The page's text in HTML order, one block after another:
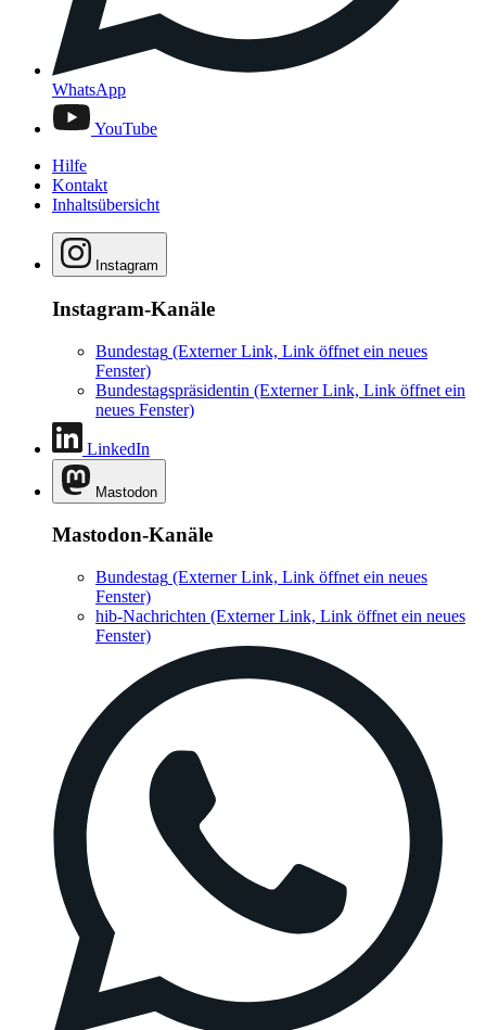
WhatsApp
YouTube
Hilfe
Kontakt
Inhaltsübersicht
Instagram
Instagram-Kanäle
Bundestag (Externer Link, Link öffnet ein neues
Fenster)
Bundestagspräsidentin (Externer Link, Link öffnet ein
neues Fenster)
LinkedIn
Mastodon
Mastodon-Kanäle
Bundestag (Externer Link, Link öffnet ein neues
Fenster)
hib-Nachrichten (Externer Link, Link öffnet ein neues
Fenster)